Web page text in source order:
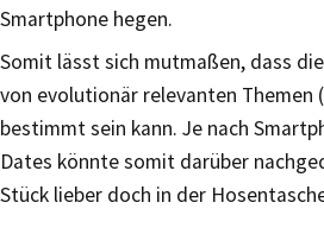
Smartphone hegen.
Somit lässt sich mutmaßen, dass
von evolutionär relevanten Themen
bestimmt sein kann. Je nach
Dates könnte somit darüber
Stück lieber doch in der